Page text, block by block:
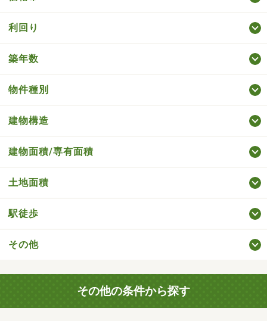
利回り
築年数
物件種別
建物構造
建物面積/専有面積
土地面積
駅徒歩
その他
その他の条件から探す